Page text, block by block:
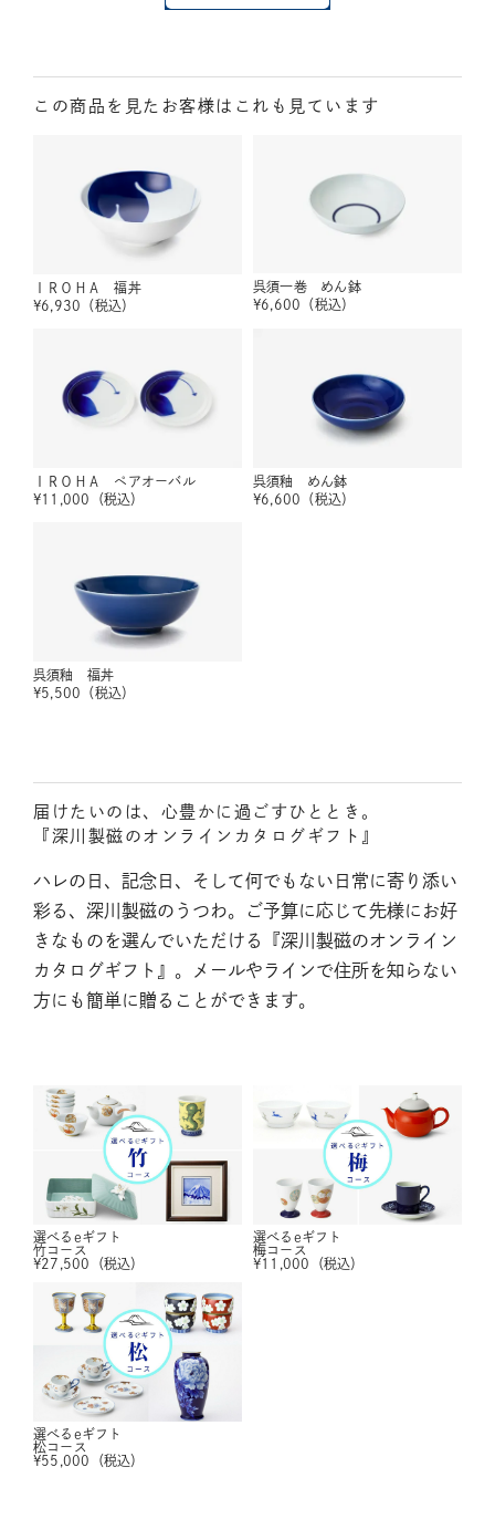
この商品を見たお客様はこれも見ています
ＩＲＯＨＡ 福丼
¥6,930 （税込）
呉須一巻 めん鉢
¥6,600 （税込）
ＩＲＯＨＡ ペアオーバル
¥11,000 （税込）
呉須釉 めん鉢
¥6,600 （税込）
呉須釉 福丼
¥5,500 （税込）
届けたいのは、心豊かに過ごすひととき。
『深川製磁のオンラインカタログギフト』
ハレの日、記念日、そして何でもない日常に寄り添い
彩る、深川製磁のうつわ。ご予算に応じて先様にお好
きなものを選んでいただける『深川製磁のオンライン
カタログギフト』。メールやラインで住所を知らない
方にも簡単に贈ることができます。
選べるeギフト
竹コース
¥27,500 （税込）
選べるeギフト
梅コース
¥11,000 （税込）
選べるeギフト
松コース
¥55,000 （税込）